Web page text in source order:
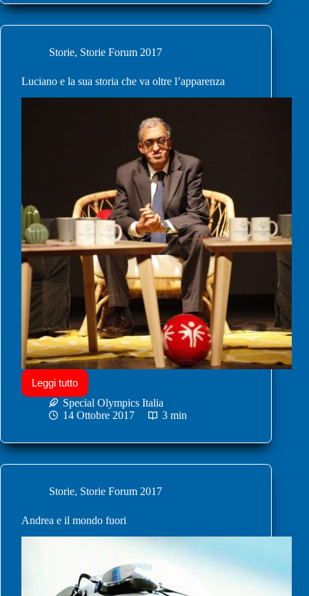
Storie, Storie Forum 2017
Luciano e la sua storia che va oltre l’apparenza
Leggi tutto
Special Olympics Italia
14 Ottobre 2017
3 min
Storie, Storie Forum 2017
Andrea e il mondo fuori